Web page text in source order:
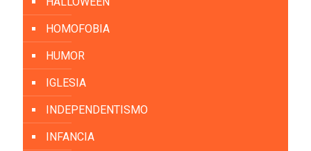
HOMOFOBIA
HUMOR
IGLESIA
INDEPENDENTISMO
INFANCIA